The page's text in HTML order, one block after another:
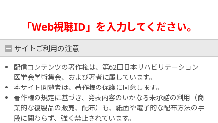
「Web視聴ID」を入力してください。
サイトご利用の注意
配信コンテンツの著作権は、第62回日本リハビリテーション
医学会学術集会、および著者に属しています。
本サイト閲覧者は、著作権の保護に同意します。
著作権の規定に基づき、発表内容のいかなる未承諾の利用（商
業的な複製品の販売、配布）も、紙面や電子的な配布方法の手
段に関わらず、強く禁止されています。